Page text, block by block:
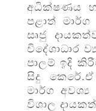
අධික්ෂණය
පළාත්
සෘජු
විදේශාධාර
පාලම් ඉදි
සිදු
මාර්ග
විශාල